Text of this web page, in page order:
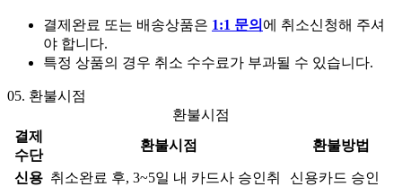
결제완료 또는 배송상품은 1:1 문의 에 취소신청해 주셔
야 합니다.
특정 상품의 경우 취소 수수료가 부과될 수 있습니다.
05. 환불시점
환불시점
결제
수단
환불시점 환불방법
신용 취소완료 후, 3~5일 내 카드사 승인취
신용카드 승인